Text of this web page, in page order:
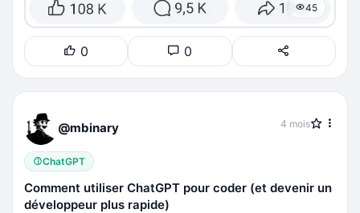
45
0 0
@mbinary 4 mois
ChatGPT
Comment utiliser ChatGPT pour coder (et devenir un
développeur plus rapide)